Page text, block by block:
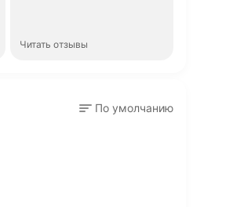
Читать отзывы
По умолчанию